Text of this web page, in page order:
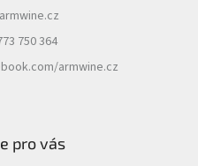
armwine.cz
750 364
armwine.cz
pro vás